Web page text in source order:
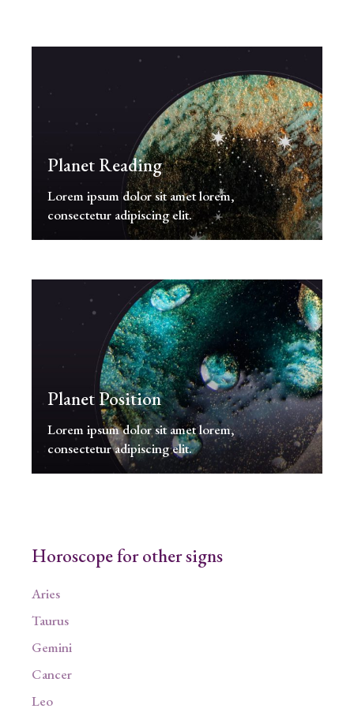
Planet Reading
Lorem ipsum dolor sit amet lorem,
consectetur adipiscing elit.
Planet Position
Lorem ipsum dolor sit amet lorem,
consectetur adipiscing elit.
Horoscope for other signs
Aries
Taurus
Gemini
Cancer
Leo